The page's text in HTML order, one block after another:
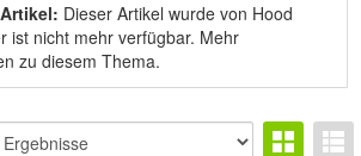
Dieser Artikel wurde von Hood
ist nicht mehr verfügbar. Mehr
zu diesem Thema.